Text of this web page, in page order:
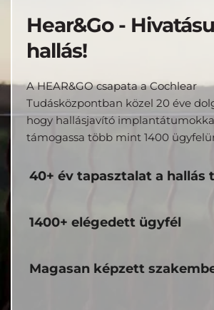
Hear&Go -
hallás!
A HEAR&GO csapata a Cochlear
Tudásközpontban közel 20 éve
hogy hallásjavító
támogassa több mint 1400
40+ év tapasztalat a hallás
1400+ elégedett ügyfél
Magasan képzett